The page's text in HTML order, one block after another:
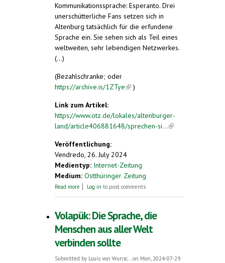
Kommunikationssprache: Esperanto. Drei
unerschütterliche Fans setzen sich in
Altenburg tatsächlich für die erfundene
Sprache ein. Sie sehen sich als Teil eines
weltweiten, sehr lebendigen Netzwerkes.
(...)
(Bezahlschranke; oder
https://archive.is/1ZTye(link is external)
)
Link zum Artikel:
https://www.otz.de/lokales/altenburger-
land/article406881648/sprechen-si...(link is
Veröffentlichung:
Vendredo, 26. July 2024
Medientyp: Internet-Zeitung
Medium: Ostthüringer Zeitung
Read more about Sprechen Sie Esperanto im
Log in to post comments
Volapük: Die Sprache, die
Menschen aus aller Welt
verbinden sollte
Submitted by Louis von Wunsc...
on Mon, 2024-07-29